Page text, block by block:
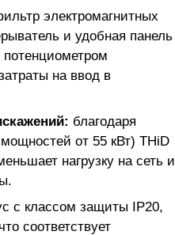
электромагнитных
и удобная панель
на ввод в
благодаря
от 55 кВт) THiD
нагрузку на сеть и
с классом защиты IP20,
соответствует